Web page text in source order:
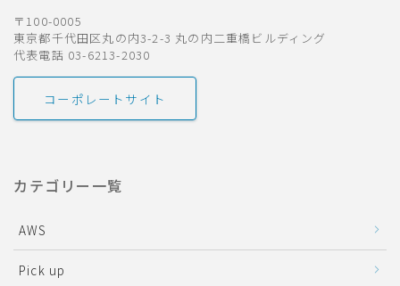
〒100-0005
東京都千代田区丸の内3-2-3 丸の内二重橋ビルディング
代表電話 03-6213-2030
コーポレートサイト
カテゴリー一覧
AWS
Pick up